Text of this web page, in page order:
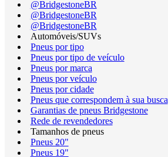
@BridgestoneBR
@BridgestoneBR
@BridgestoneBR
Automóveis/SUVs
Pneus por tipo
Pneus por tipo de veículo
Pneus por marca
Pneus por veículo
Pneus por cidade
Pneus que correspondem à sua busca
Garantias de pneus Bridgestone
Rede de revendedores
Tamanhos de pneus
Pneus 20"
Pneus 19"